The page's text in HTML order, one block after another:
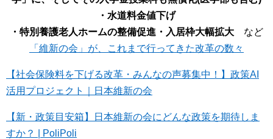
・水道料金値下げ
・特別養護老人ホームの整備促進・入居枠大幅拡大 など
「維新の会」が、これまで行ってきた改革の数々
【社会保険料を下げる改革・みんなの声募集中！】政策AI
活用プロジェクト｜日本維新の会
【新・政策目安箱】日本維新の会にどんな政策を期待しま
すか？ | PoliPoli